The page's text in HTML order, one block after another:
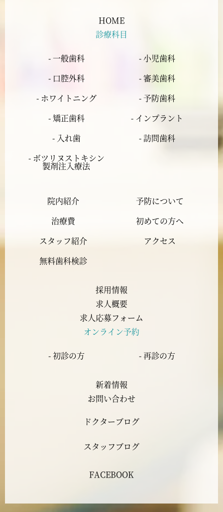
2024年5月
2024年2月
2023年11月
2023年8月
2023年7月
2023年4月
2023年3月
2023年2月
2023年1月
2022年12月
HOME
診療科目
- 一般歯科
- 小児歯科
- 口腔外科
- 審美歯科
- ホワイトニング
- 予防歯科
- 矯正歯科
- インプラント
- 入れ歯
- 訪問歯科
- ボツリヌストキシン
製剤注入療法
院内紹介
予防について
治療費
初めての方へ
スタッフ紹介
アクセス
無料歯科検診
採用情報
求人概要
求人応募フォーム
オンライン予約
- 初診の方 - 再診の方
新着情報
お問い合わせ
ドクターブログ
スタッフブログ
FACEBOOK